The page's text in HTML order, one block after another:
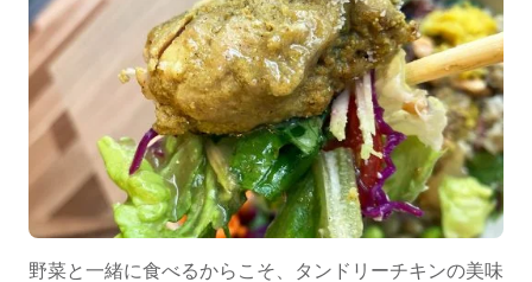
野菜と一緒に食べるからこそ、タンドリーチキンの美味